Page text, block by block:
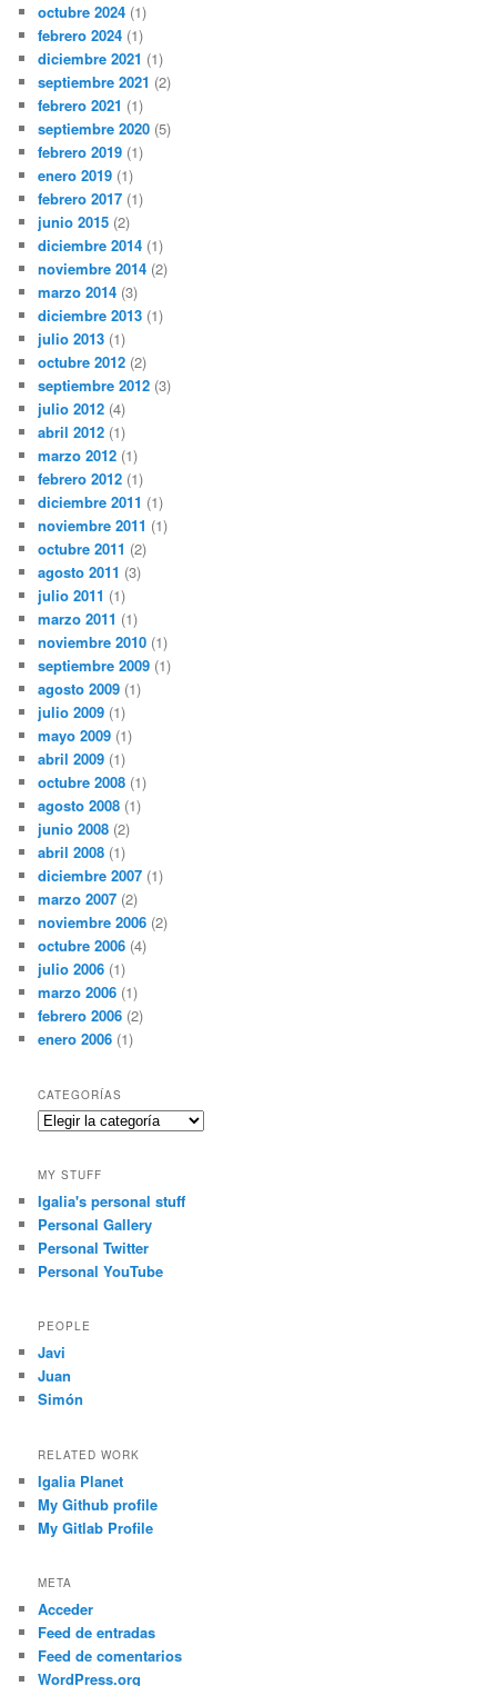
octubre 2024 (1)
febrero 2024 (1)
diciembre 2021 (1)
septiembre 2021 (2)
febrero 2021 (1)
septiembre 2020 (5)
febrero 2019 (1)
enero 2019 (1)
febrero 2017 (1)
junio 2015 (2)
diciembre 2014 (1)
noviembre 2014 (2)
marzo 2014 (3)
diciembre 2013 (1)
julio 2013 (1)
octubre 2012 (2)
septiembre 2012 (3)
julio 2012 (4)
abril 2012 (1)
marzo 2012 (1)
febrero 2012 (1)
diciembre 2011 (1)
noviembre 2011 (1)
octubre 2011 (2)
agosto 2011 (3)
julio 2011 (1)
marzo 2011 (1)
noviembre 2010 (1)
septiembre 2009 (1)
agosto 2009 (1)
julio 2009 (1)
mayo 2009 (1)
abril 2009 (1)
octubre 2008 (1)
agosto 2008 (1)
junio 2008 (2)
abril 2008 (1)
diciembre 2007 (1)
marzo 2007 (2)
noviembre 2006 (2)
octubre 2006 (4)
julio 2006 (1)
marzo 2006 (1)
febrero 2006 (2)
enero 2006 (1)
CATEGORÍAS
Categorías
MY STUFF
Igalia's personal stuff
Personal Gallery
Personal Twitter
Personal YouTube
PEOPLE
Javi
Juan
Simón
RELATED WORK
Igalia Planet
My Github profile
My Gitlab Profile
META
Acceder
Feed de entradas
Feed de comentarios
WordPress.org